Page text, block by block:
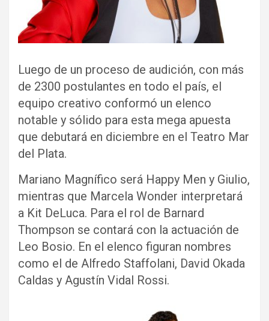
Luego de un proceso de audición, con más
de 2300 postulantes en todo el país, el
equipo creativo conformó un elenco
notable y sólido para esta mega apuesta
que debutará en diciembre en el Teatro Mar
del Plata.
Mariano Magnífico será Happy Men y Giulio,
mientras que Marcela Wonder interpretará
a Kit DeLuca. Para el rol de Barnard
Thompson se contará con la actuación de
Leo Bosio. En el elenco figuran nombres
como el de Alfredo Staffolani, David Okada
Caldas y Agustín Vidal Rossi.